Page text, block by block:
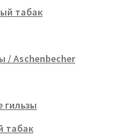
табак
/ Aschenbecher
гильзы
табак